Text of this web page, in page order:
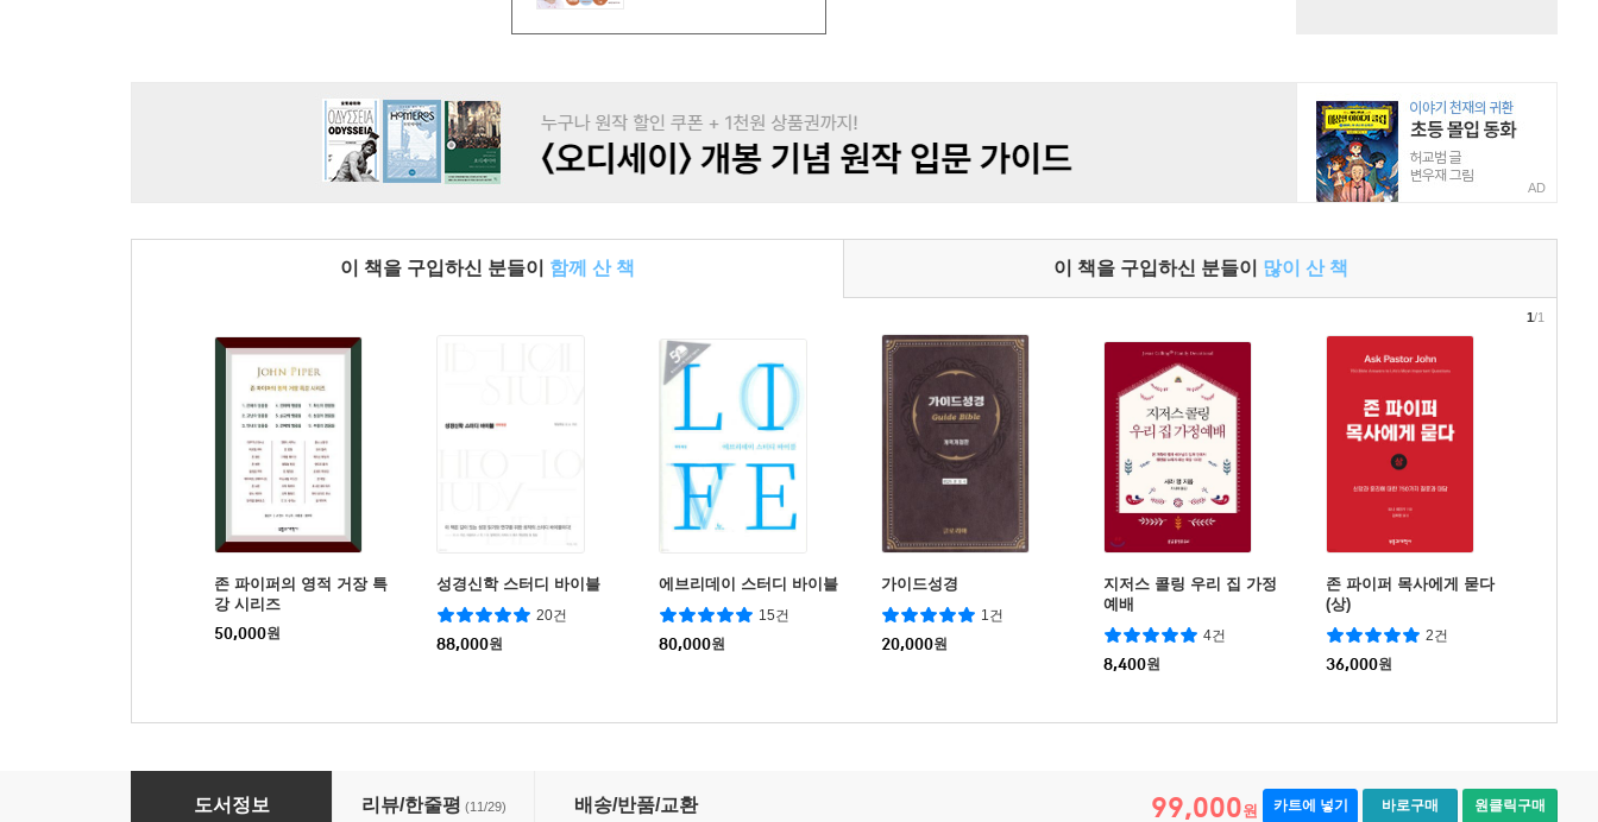
AD
이 책을 구입하신 분들이 함께 산 책 이 책을 구입하신 분들이 많이 산 책
존 파이퍼의 영적 거장 특
강 시리즈
50,000원
성경신학 스터디 바이블
20건
88,000원
에브리데이 스터디 바이블
15건
80,000원
가이드성경
1건
20,000원
지저스 콜링 우리 집 가정
예배
4건
8,400원
존 파이퍼 목사에게 묻다
(상)
2건
36,000원
1/1
ESV 스터디 바이블(개역개정)
도서정보 리뷰/한줄평 (11/29) 배송/반품/교환 99,000원 카트에 넣기 바로구매 원클릭구매